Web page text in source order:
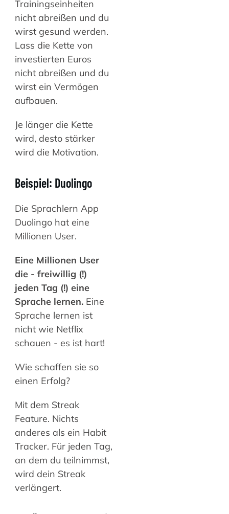
Trainingseinheiten
nicht abreißen und du
wirst gesund werden.
Lass die Kette von
investierten Euros
nicht abreißen und du
wirst ein Vermögen
aufbauen.
Je länger die Kette
wird, desto stärker
wird die Motivation.
Beispiel: Duolingo
Die Sprachlern App
Duolingo hat eine
Millionen User.
Eine Millionen User
die - freiwillig (!)
jeden Tag (!) eine
Sprache lernen. Eine
Sprache lernen ist
nicht wie Netflix
schauen - es ist hart!
Wie schaffen sie so
einen Erfolg?
Mit dem Streak
Feature. Nichts
anderes als ein Habit
Tracker. Für jeden Tag,
an dem du teilnimmst,
wird dein Streak
verlängert.